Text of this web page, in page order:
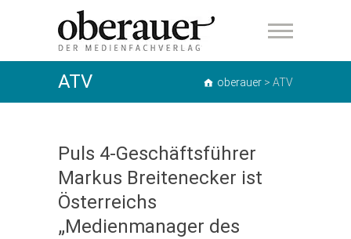
oberauer
ATV oberauer > ATV
Puls 4-Geschäftsführer
Markus Breitenecker ist
Österreichs
„Medienmanager des